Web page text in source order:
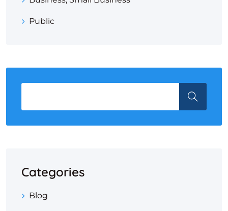
Public
Categories
Blog